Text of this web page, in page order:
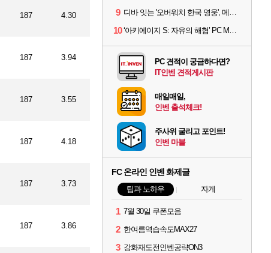
187 4.30
187 3.94
187 3.55
187 4.18
187 3.73
187 3.86
9 디바 잇는 '오버워치 한국 영웅', 메카 파일럿 디몬 나온다
10 ‘아키에이지 S: 자유의 해협’ PC MMORPG로 개발한다
PC 견적이 궁금하다면?
IT인벤 견적게시판
매일매일,
인벤 출석체크!
주사위 굴리고 포인트!
인벤 마블
FC 온라인 인벤 화제글
팁과 노하우 자게
1 7월 30일 쿠폰모음
2 한여름역습속도MAX27
3 강화재도전인벤공략ON3